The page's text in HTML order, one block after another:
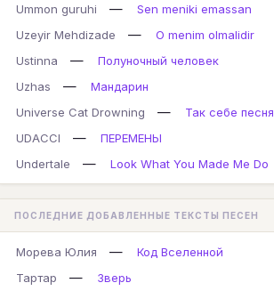
Ummon guruhi
—
Sen meniki emassan
Uzeyir Mehdizade
—
O menim olmalidir
Ustinna
—
Полуночный человек
Uzhas
—
Мандарин
Universe Cat Drowning
—
Так себе песня
UDACCI
—
ПЕРЕМЕНЫ
Undertale
— Look What You Made Me Do
ПОСЛЕДНИЕ ДОБАВЛЕННЫЕ ТЕКСТЫ ПЕСЕН
Морева Юлия —
Код Вселенной
Тартар
—
Зверь